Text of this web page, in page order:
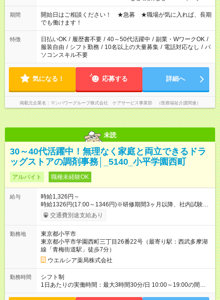
場合、他のお仕事と合わせ週40時間超の就業はご案内できませ
ん ※法令に基づき、週20時間以上勤務は社会保険への加入対象
となります ※労働者派遣法（日雇い派遣の原則禁止）により、
短時間・短期間の就業はご案内が難しい場合があります
期間
開始日はご相談ください！ ★急募 ★職場が気に入れば、長期
でも働けます！
特徴 日払いOK / 履歴書不要 / 40～50代活躍中 / 副業・WワークOK /
服装自由 / シフト勤務 / 10名以上の大量募集 / 電話対応なし / パ
ソコンスキル不要
気になる！ 応募する 詳細へ
掲載元企業名 マンパワーグループ株式会社 ケアサービス事業部 （医療福祉介護関連）
未読
30～40代活躍中！無理なく家庭と両立できるドラ
ッグストアの調剤事務│_5140_小平学園西町
アルバイト 職種未経験OK
給与
時給1,326円～
時給1326円(17:00～1346円)※研修期間3ヶ月以降、社内試験に
よる更新判定あり 社内試験合格後、時給＋50～100円の昇給あ
り （大学生は＋20円） 試用期間あり：入社日から3ヶ月間／本
間の長さ：3ヶ月 雇用形態、給与は本採用時と同じです。
交通費別途支給あり
勤務地
東京都小平市
東京都小平市学園西町三丁目26番22号（最寄り駅：西武多摩湖
線「青梅街道駅」徒歩7分）
ウエルシア薬局株式会社
勤務時間
シフト制
1日あたりの実働時間：最大3時間30分/日 10:00～19:00の間で1
日3.5時間の勤務 ☆週2～3日の勤務 ※シフトの相談可能 ☆未経